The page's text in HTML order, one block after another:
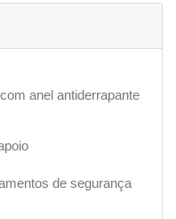
anel antiderrapante
de segurança